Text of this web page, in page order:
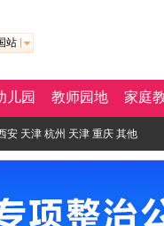
站
儿园 教师园地 家庭
安 天津 杭州 天津 重庆 其他